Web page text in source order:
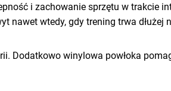
i zachowanie sprzętu w trakcie
nawet wtedy, gdy trening trwa dłużej
Dodatkowo winylowa powłoka